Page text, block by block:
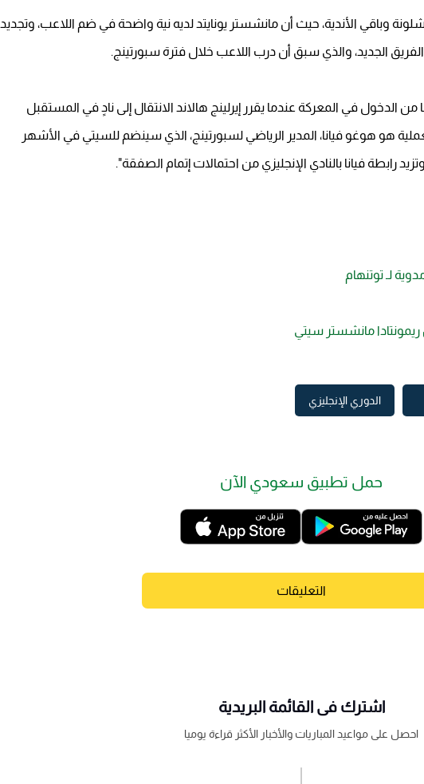
وباقي الأندية، حيث أن مانشستر يونايتد لديه نية واضحة في ضم اللاعب، وتجديد
الجديد، والذي سبق أن درب اللاعب خلال فترة سبورتينج.
الدخول في المعركة عندما يقرر إيرلينج هالاند الانتقال إلى نادٍ في المستقبل
هو هوغو فيانا، المدير الرياضي لسبورتينج، الذي سينضم للسيتي في الأشهر
رابطة فيانا بالنادي الإنجليزي من احتمالات إتمام الصفقة".
لـ توتنهام
مانشستر سيتي
الدوري الإنجليزي
حمل تطبيق سعودي الآن
التعليقات
اشترك فى القائمة البريدية
احصل على مواعيد المباريات والأخبار الأكثر قراءة يوميا